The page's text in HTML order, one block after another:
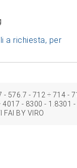
a richiesta, per
576.7 ‑ 712 ÷ 714 ‑
4017 ‑ 8300 ‑ 1.8301 -
FAI BY VIRO